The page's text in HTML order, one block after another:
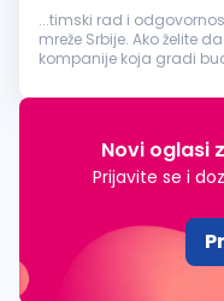
...timski rad i
mreže Srbije. Ako želite
kompanije koja gradi
tražimo:Referent...
Novi oglasi
Prijavite se i